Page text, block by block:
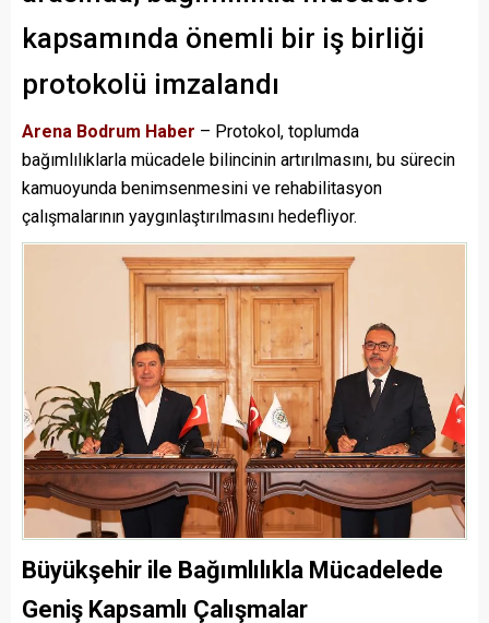
kapsamında önemli bir iş birliği
protokolü imzalandı
Arena Bodrum Haber – Protokol, toplumda
bağımlılıklarla mücadele bilincinin artırılmasını, bu sürecin
kamuoyunda benimsenmesini ve rehabilitasyon
çalışmalarının yaygınlaştırılmasını hedefliyor.
Büyükşehir ile Bağımlılıkla Mücadelede
Geniş Kapsamlı Çalışmalar